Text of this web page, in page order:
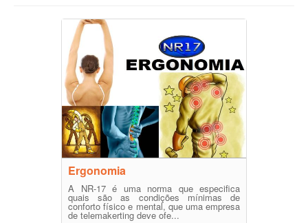
Ergonomia
A NR-17 é uma norma que especifica
quais são as condições mínimas de
conforto físico e mental, que uma empresa
de telemakerting deve ofe...